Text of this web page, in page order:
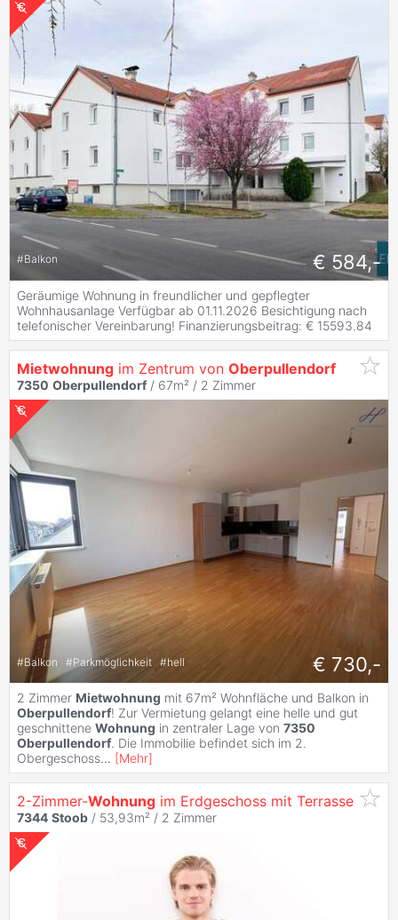
#Balkon € 584,-
Geräumige Wohnung in freundlicher und gepflegter
Wohnhausanlage Verfügbar ab 01.11.2026 Besichtigung nach
telefonischer Vereinbarung! Finanzierungsbeitrag: € 15593.84
Mietwohnung im Zentrum von Oberpullendorf
7350 Oberpullendorf / 67m² / 2 Zimmer
#Balkon #Parkmöglichkeit #hell € 730,-
2 Zimmer Mietwohnung mit 67m² Wohnfläche und Balkon in
Oberpullendorf! Zur Vermietung gelangt eine helle und gut
geschnittene Wohnung in zentraler Lage von 7350
Oberpullendorf. Die Immobilie befindet sich im 2.
Obergeschoss... [Mehr]
2-Zimmer-Wohnung im Erdgeschoss mit Terrasse
7344 Stoob / 53,93m² / 2 Zimmer